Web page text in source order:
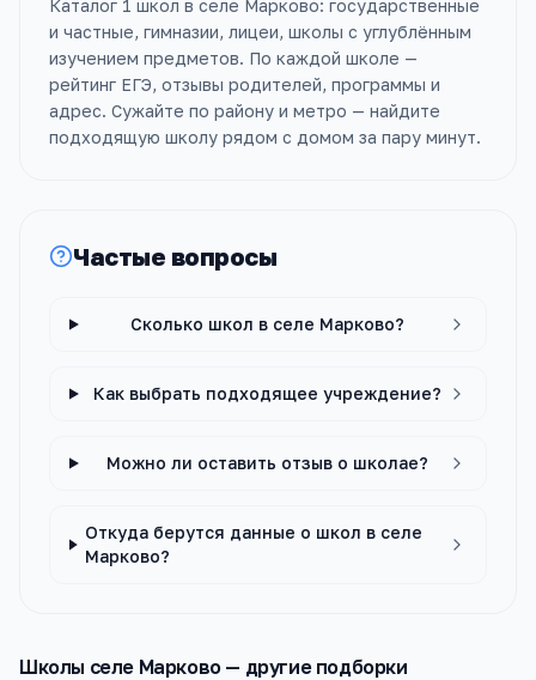
Каталог 1 школ в селе Марково: государственные
и частные, гимназии, лицеи, школы с углублённым
изучением предметов. По каждой школе —
рейтинг ЕГЭ, отзывы родителей, программы и
адрес. Сужайте по району и метро — найдите
подходящую школу рядом с домом за пару минут.
Частые вопросы
Сколько школ в селе Марково?
Как выбрать подходящее учреждение?
Можно ли оставить отзыв о школае?
Откуда берутся данные о школ в селе
Марково?
Школы селе Марково— другие подборки